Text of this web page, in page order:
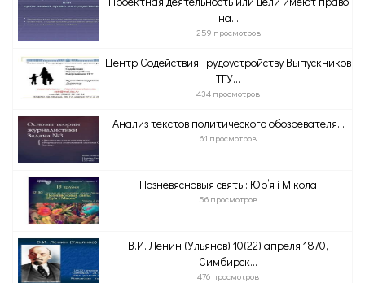
на...
259 просмотров
Центр Содействия Трудоустройству Выпускников
ТГУ...
434 просмотров
Анализ текстов политического обозревателя...
61 просмотров
Позневясновыя святы: Юр’я і Мікола
56 просмотров
В.И. Ленин (Ульянов) 10(22) апреля 1870,
Симбирск...
476 просмотров